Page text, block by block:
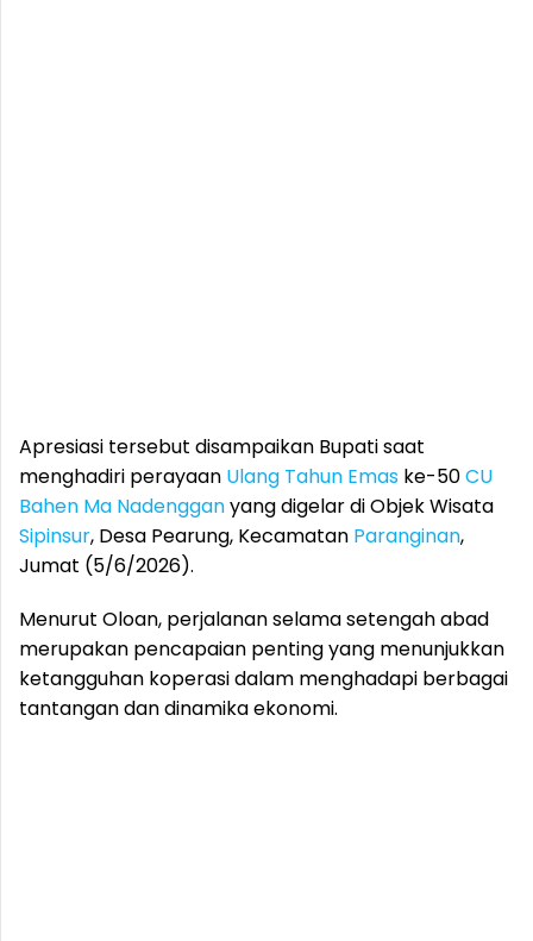
Apresiasi tersebut disampaikan Bupati saat
menghadiri perayaan Ulang Tahun Emas ke-50CU
Bahen Ma Nadengganyang digelar di Objek Wisata
Sipinsur, Desa Pearung, Kecamatan Paranginan,
Jumat (5/6/2026).
Menurut Oloan, perjalanan selama setengah abad
merupakan pencapaian penting yang menunjukkan
ketangguhan koperasi dalam menghadapi berbagai
tantangan dan dinamika ekonomi.